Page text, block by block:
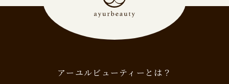
アーユルビューティーとは？